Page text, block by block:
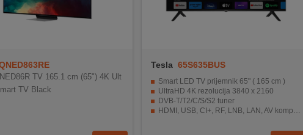
TV 165.1 cm (65") 4K Ult
TV Black
Tesla 65S635BUS
Smart LED TV prijemnik 65" ( 165 cm )
UltraHD 4K rezolucija 3840 x 2160
DVB-T/T2/C/S/S2 tuner
HDMI, USB, CI+, RF, LNB, LAN, AV kompozitni